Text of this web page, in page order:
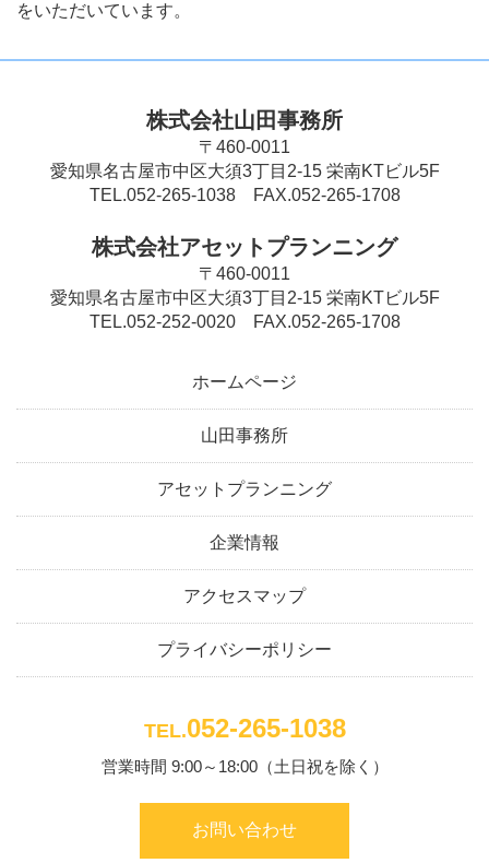
をいただいています。
株式会社山田事務所
〒460-0011
愛知県名古屋市中区大須3丁目2-15 栄南KTビル5F
TEL.052-265-1038 FAX.052-265-1708
株式会社アセットプランニング
〒460-0011
愛知県名古屋市中区大須3丁目2-15 栄南KTビル5F
TEL.052-252-0020 FAX.052-265-1708
ホームページ
山田事務所
アセットプランニング
企業情報
アクセスマップ
プライバシーポリシー
TEL.052-265-1038
営業時間 9:00～18:00（土日祝を除く）
お問い合わせ